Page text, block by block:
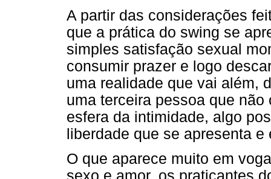
A partir das considerações
que a prática do swing se
simples satisfação sexual
consumir prazer e logo
uma realidade que vai além,
uma terceira pessoa que
esfera da intimidade, algo
liberdade que se apresenta e
O que aparece muito em